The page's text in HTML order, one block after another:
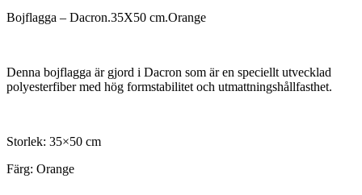
Bojflagga – Dacron.35X50 cm.Orange
Denna bojflagga är gjord i Dacron som är en speciellt utvecklad
polyesterfiber med hög formstabilitet och utmattningshållfasthet.
Storlek: 35×50 cm
Färg: Orange